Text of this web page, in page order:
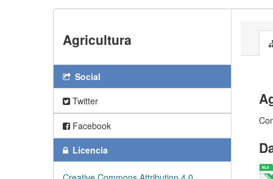
Agricultura
Social
Twitter
Facebook
Licencia